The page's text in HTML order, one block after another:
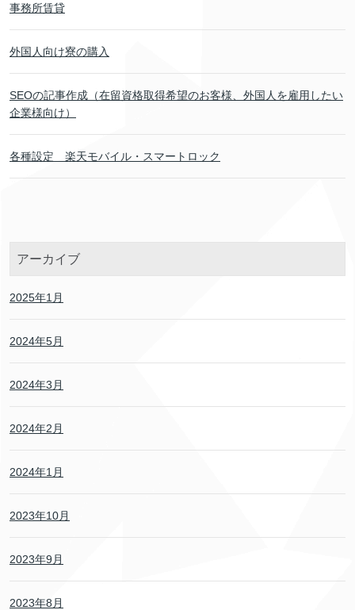
事務所賃貸
外国人向け寮の購入
SEOの記事作成（在留資格取得希望のお客様、外国人を雇用したい
企業様向け）
各種設定 楽天モバイル・スマートロック
アーカイブ
2025年1月
2024年5月
2024年3月
2024年2月
2024年1月
2023年10月
2023年9月
2023年8月